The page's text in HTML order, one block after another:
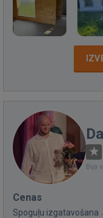
Bija
Cenas
Spoguļu izgatavošana